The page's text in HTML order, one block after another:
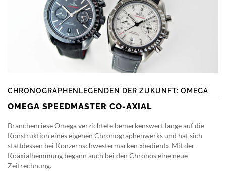
CHRONOGRAPHENLEGENDEN DER ZUKUNFT: OMEGA
OMEGA SPEEDMASTER CO-AXIAL
Branchenriese Omega verzichtete bemerkenswert lange auf die
Konstruktion eines eigenen Chronographenwerks und hat sich
stattdessen bei Konzernschwestermarken «bedient». Mit der
Koaxialhemmung begann auch bei den Chronos eine neue
Zeitrechnung.